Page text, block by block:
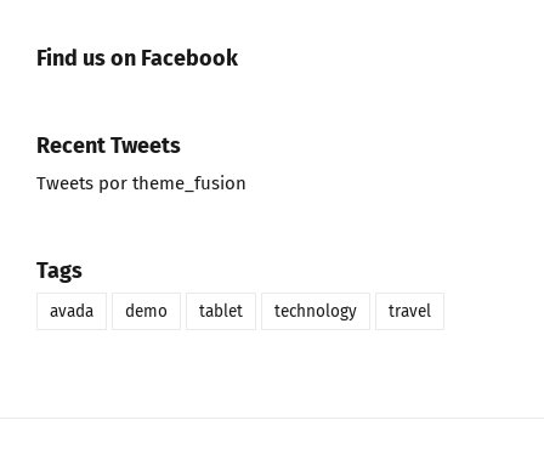
Find us on Facebook
Recent Tweets
Tweets por theme_fusion
Tags
avada demo tablet technology travel